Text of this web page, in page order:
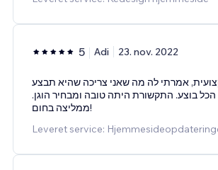
5 Adi 23. nov. 2022
אמרתי לה מה שאני צריכה שהיא תבצע
הכל בוצע. התקשורת היתה טובה ומבחיר הוגן.
ממליצה בחום!
Leveret service: